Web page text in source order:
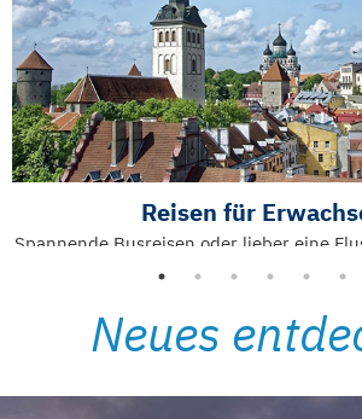
Reisen für
Spannende Busreisen oder lieber eine
Donau oder dem Rhein? Sie
Neues